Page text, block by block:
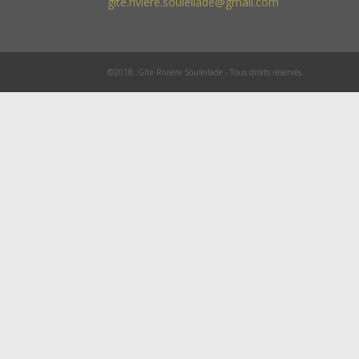
©2018: Gîte Rivière Souleilade - Tous droits réservés.